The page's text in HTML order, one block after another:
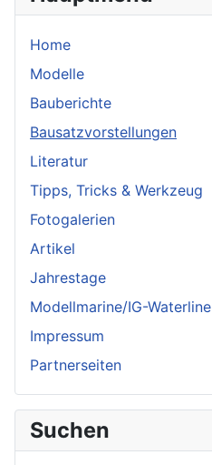
Home
Modelle
Bauberichte
Bausatzvorstellungen
Literatur
Tipps, Tricks & Werkzeug
Fotogalerien
Artikel
Jahrestage
Modellmarine/IG-Waterline
Impressum
Partnerseiten
Suchen